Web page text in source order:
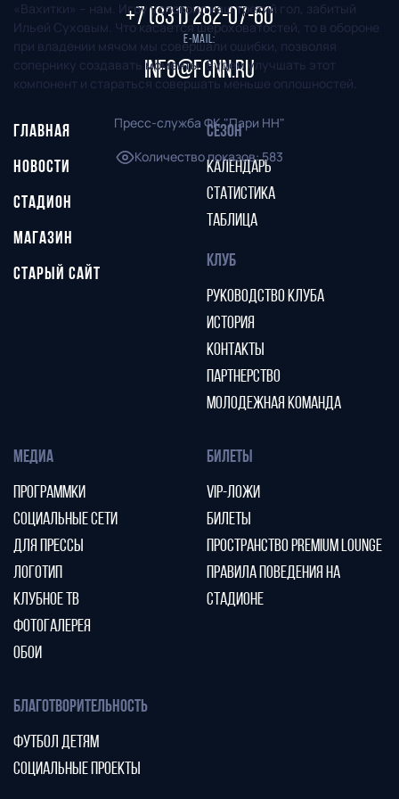
«Вахитки» – нам. Игру успокоил наш третий гол, забитый
Ильей Суховым. Что касается шероховатостей, то в обороне
при владении мячом мы совершали ошибки, позволяя
сопернику создавать моменты. Будем улучшать этот
компонент и стараться совершать меньше оплошностей.
Пресс-служба ФК "Пари НН"
Количество показов:583
+7 (831) 282-07-60
E-mail:
info@fcnn.ru
ГЛАВНАЯ
НОВОСТИ
СТАДИОН
МАГАЗИН
СТАРЫЙ САЙТ
СЕЗОН
КАЛЕНДАРЬ
СТАТИСТИКА
ТАБЛИЦА
КЛУБ
РУКОВОДСТВО КЛУБА
ИСТОРИЯ
КОНТАКТЫ
ПАРТНЕРСТВО
МОЛОДЕЖНАЯ КОМАНДА
МЕДИА
ПРОГРАММКИ
СОЦИАЛЬНЫЕ СЕТИ
ДЛЯ ПРЕССЫ
ЛОГОТИП
КЛУБНОЕ ТВ
ФОТОГАЛЕРЕЯ
ОБОИ
БИЛЕТЫ
VIP-ЛОЖИ
БИЛЕТЫ
ПРОСТРАНСТВО PREMIUM LOUNGE
ПРАВИЛА ПОВЕДЕНИЯ НА
СТАДИОНЕ
БЛАГОТВОРИТЕЛЬНОСТЬ
ФУТБОЛ ДЕТЯМ
СОЦИАЛЬНЫЕ ПРОЕКТЫ